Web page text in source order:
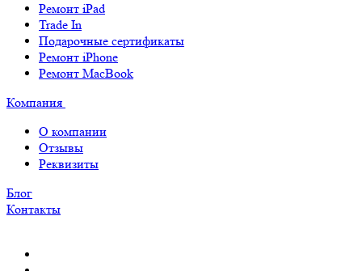
Ремонт iPad
Trade In
Подарочные сертификаты
Ремонт iPhone
Ремонт MacBook
Компания
О компании
Отзывы
Реквизиты
Блог
Контакты